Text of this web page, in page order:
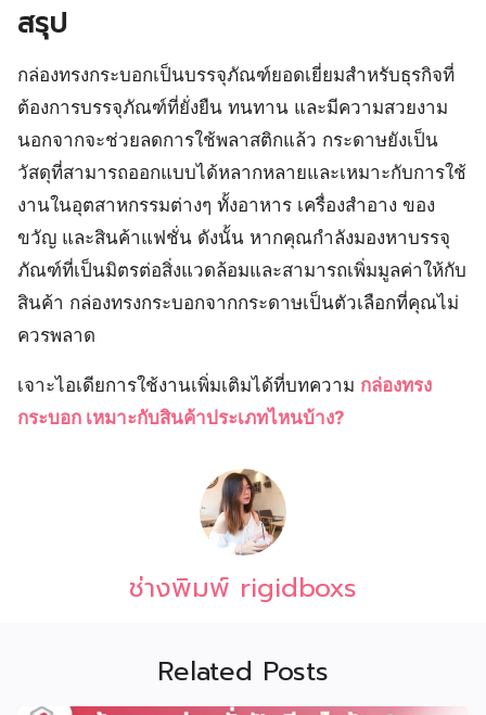
สรุป
กล่องทรงกระบอกเป็นบรรจุภัณฑ์ยอดเยี่ยมสำหรับธุรกิจที่
ต้องการบรรจุภัณฑ์ที่ยั่งยืน ทนทาน และมีความสวยงาม
นอกจากจะช่วยลดการใช้พลาสติกแล้ว กระดาษยังเป็น
วัสดุที่สามารถออกแบบได้หลากหลายและเหมาะกับการใช้
งานในอุตสาหกรรมต่างๆ ทั้งอาหาร เครื่องสำอาง ของ
ขวัญ และสินค้าแฟชั่น ดังนั้น หากคุณกำลังมองหาบรรจุ
ภัณฑ์ที่เป็นมิตรต่อสิ่งแวดล้อมและสามารถเพิ่มมูลค่าให้กับ
สินค้า กล่องทรงกระบอกจากกระดาษเป็นตัวเลือกที่คุณไม่
ควรพลาด
เจาะไอเดียการใช้งานเพิ่มเติมได้ที่บทความ กล่องทรง
กระบอก เหมาะกับสินค้าประเภทไหนบ้าง?
ช่างพิมพ์ rigidboxs
Related Posts